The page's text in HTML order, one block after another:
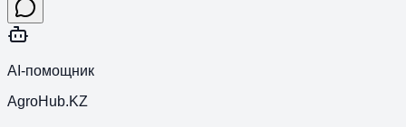
AI-помощник
AgroHub.KZ